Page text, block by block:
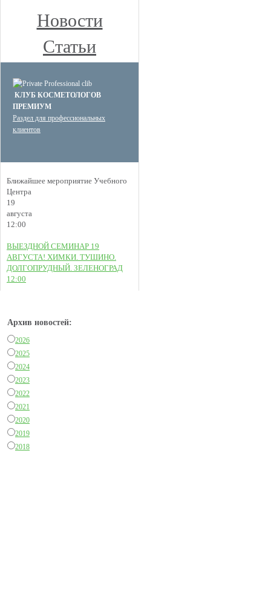
Новости
Статьи
КЛУБ КОСМЕТОЛОГОВ
ПРЕМИУМ
Раздел для профессиональных
клиентов
Ближайшее мероприятие Учебного
Центра
19
августа
12:00
ВЫЕЗДНОЙ СЕМИНАР 19
АВГУСТА! ХИМКИ. ТУШИНО.
ДОЛГОПРУДНЫЙ. ЗЕЛЕНОГРАД
12:00
Архив новостей:
2026
2025
2024
2023
2022
2021
2020
2019
2018